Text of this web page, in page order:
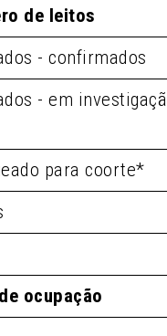
de leitos
- confirmados
- em investigaçã
para coorte*
ocupação